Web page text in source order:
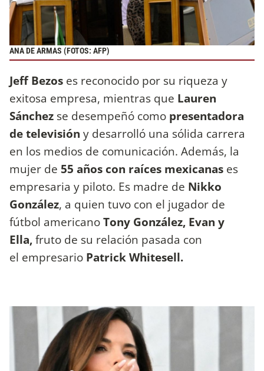
ANA DE ARMAS (FOTOS: AFP)
Jeff Bezos es reconocido por su riqueza y
exitosa empresa, mientras que Lauren
Sánchez se desempeñó como presentadora
de televisión y desarrolló una sólida carrera
en los medios de comunicación. Además, la
mujer de 55 años con raíces mexicanas es
empresaria y piloto. Es madre de Nikko
González, a quien tuvo con el jugador de
fútbol americanoTony González, Evan y
Ella,fruto de su relación pasada con
el empresario Patrick Whitesell.